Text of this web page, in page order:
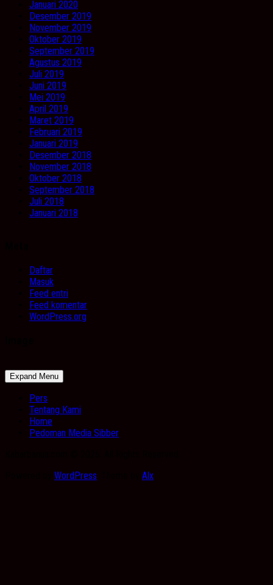
Januari 2020
Desember 2019
November 2019
Oktober 2019
September 2019
Agustus 2019
Juli 2019
Juni 2019
Mei 2019
April 2019
Maret 2019
Februari 2019
Januari 2019
Desember 2018
November 2018
Oktober 2018
September 2018
Juli 2018
Januari 2018
Daftar
Masuk
Feed entri
Feed komentar
WordPress.org
Expand Menu
Pers
Tentang Kami
Home
Pedoman Media Sibber
WordPress Alx